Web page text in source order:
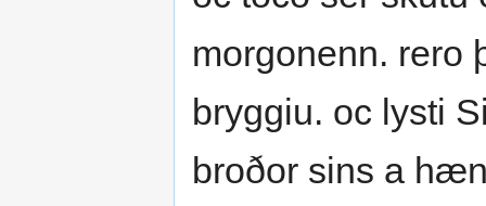
morgonenn. rero
bryggiu. oc lysti
broðor sins a